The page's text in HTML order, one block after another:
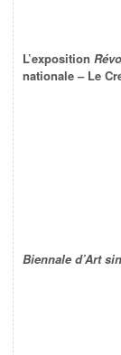
L’exposition
nationale – Le
Biennale d’Art